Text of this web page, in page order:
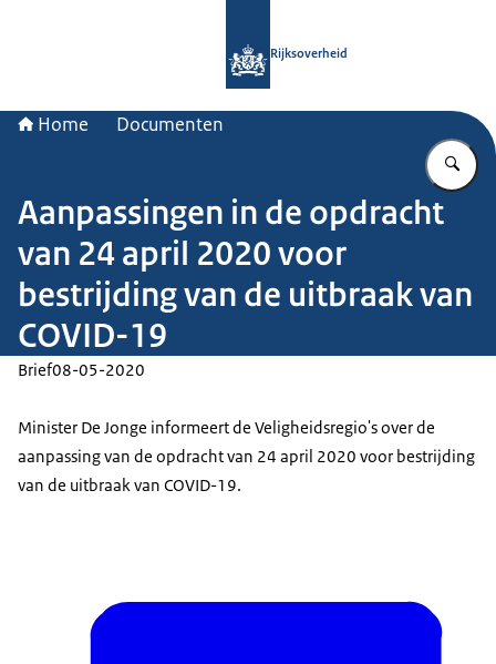
Rijksoverheid
Home Documenten
Aanpassingen in de opdracht
van 24 april 2020 voor
bestrijding van de uitbraak van
COVID-19
Brief08-05-2020
Minister De Jonge informeert de Veligheidsregio's over de
aanpassing van de opdracht van 24 april 2020 voor bestrijding
van de uitbraak van COVID-19.